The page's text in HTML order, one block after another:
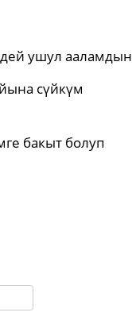
ушул ааламдын
сүйкүм
бакыт болуп